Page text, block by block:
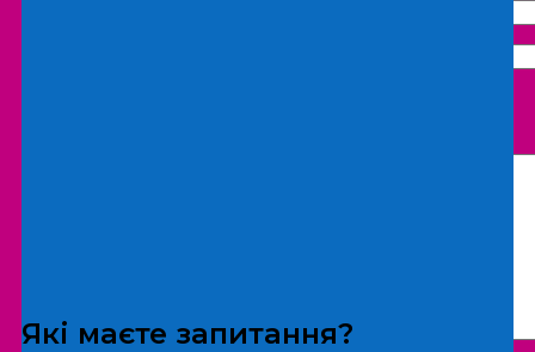
Які маєте запитання?